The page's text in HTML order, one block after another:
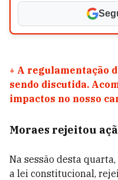
+ A regulamentação
sendo discutida.
impactos no nosso
Moraes rejeitou
Na sessão desta
a lei constitucional,